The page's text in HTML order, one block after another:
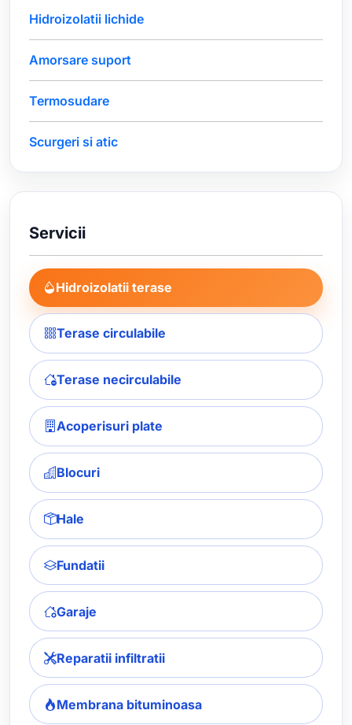
Hidroizolatii lichide
Amorsare suport
Termosudare
Scurgeri si atic
Servicii
Hidroizolatii terase
Terase circulabile
Terase necirculabile
Acoperisuri plate
Blocuri
Hale
Fundatii
Garaje
Reparatii infiltratii
Membrana bituminoasa